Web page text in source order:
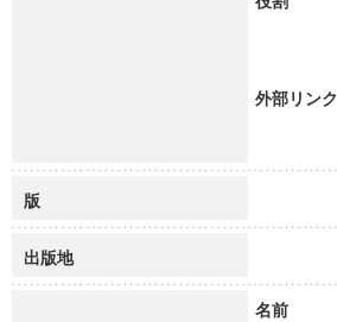
外部リンク
版
出版地
名前